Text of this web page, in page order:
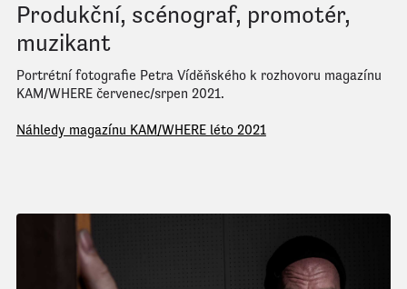
Produkční, scénograf, promotér,
muzikant
Portrétní fotografie Petra Víděňského k rozhovoru magazínu
KAM/WHERE červenec/srpen 2021.
Náhledy magazínu KAM/WHERE léto 2021